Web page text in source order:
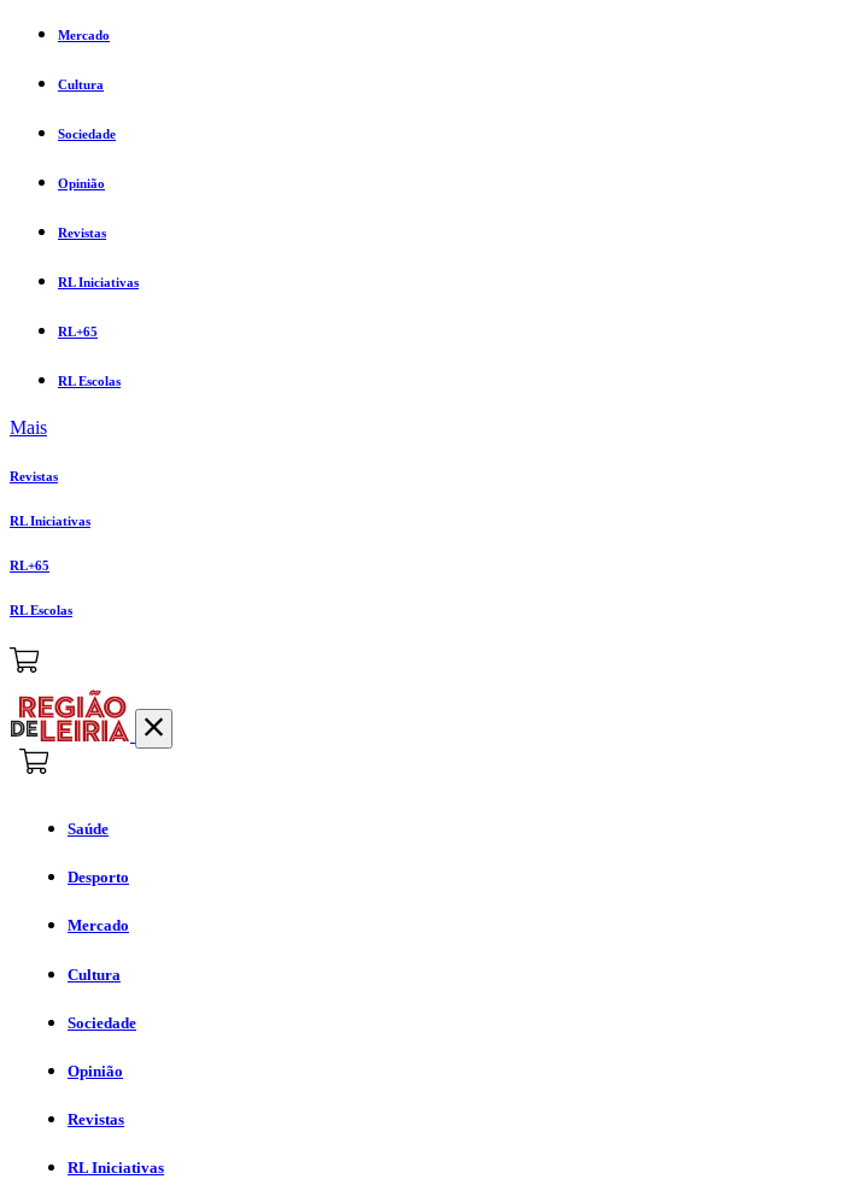
Mercado
Cultura
Sociedade
Opinião
Revistas
RL Iniciativas
RL+65
RL Escolas
Mais
Revistas
RL Iniciativas
RL+65
RL Escolas
Saúde
Desporto
Mercado
Cultura
Sociedade
Opinião
Revistas
RL Iniciativas